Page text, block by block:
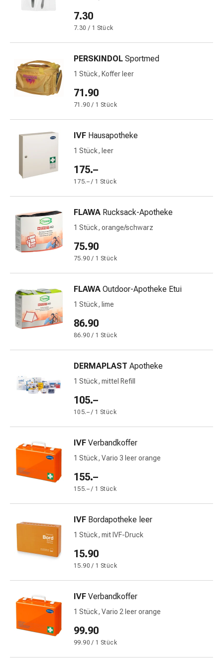
Unreine
Haut
Akne
Naturmittel
Bachblütentherapie
Pflanzenknospen
Homöopathie
Phytotherapie
Spagyrika
Anthroposophika
Prostata
Harnwegsbeschwerden
Prostata
Nieren-
Blasenbeschwerden
Schmerzen
&
Fieber
Kopfschmerzen
Migräne
Muskel-
Gelenkschmerzen
Schmerzmittel
Schmerztherapie
Stress
&
Beruhigung
Stimmungsschwankungen
Schlafstörungen
Rhonchopathie
(Schnarchen)
Atemwege
Nasenmittel
Atmungstraktbeschwerden
Stoffwechsel
Osteoporose
Insektenschutz
-
7.30
7.30 / 1 Stück
PERSKINDOL Sportmed
1 Stück, Koffer leer
71.90
71.90 / 1 Stück
IVF Hausapotheke
1 Stück, leer
175.–
175.– / 1 Stück
FLAWA Rucksack-Apotheke
1 Stück, orange/schwarz
75.90
75.90 / 1 Stück
FLAWA Outdoor-Apotheke Etui
1 Stück, lime
86.90
86.90 / 1 Stück
DERMAPLAST Apotheke
1 Stück, mittel Refill
105.–
105.– / 1 Stück
IVF Verbandkoffer
1 Stück, Vario 3 leer orange
155.–
155.– / 1 Stück
IVF Bordapotheke leer
1 Stück, mit IVF-Druck
15.90
15.90 / 1 Stück
IVF Verbandkoffer
1 Stück, Vario 2 leer orange
99.90
99.90 / 1 Stück